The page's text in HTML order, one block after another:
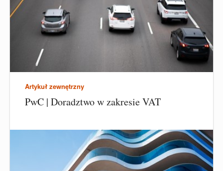
Artykuł zewnętrzny
PwC | Doradztwo w zakresie VAT